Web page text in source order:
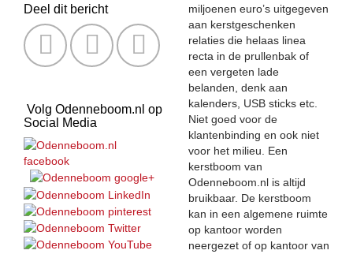
Deel dit bericht
Volg Odenneboom.nl op
Social Media
miljoenen euro’s uitgegeven
aan kerstgeschenken
relaties die helaas linea
recta in de prullenbak of
een vergeten lade
belanden, denk aan
kalenders, USB sticks etc.
Niet goed voor de
klantenbinding en ook niet
voor het milieu. Een
kerstboom van
Odenneboom.nl is altijd
bruikbaar. De kerstboom
kan in een algemene ruimte
op kantoor worden
neergezet of op kantoor van